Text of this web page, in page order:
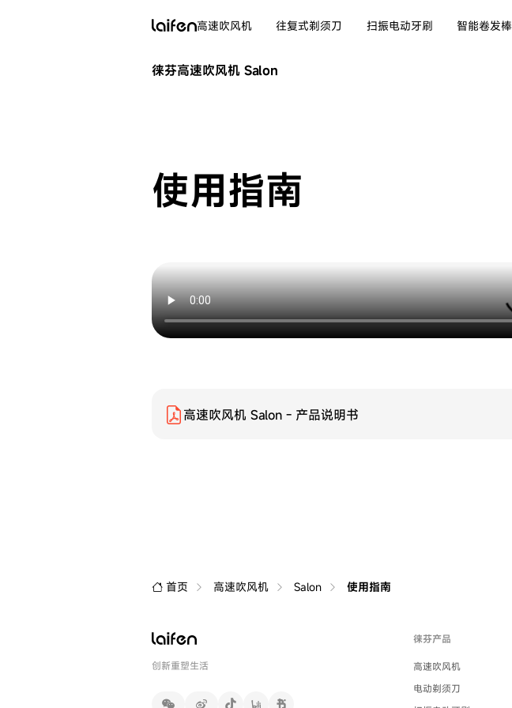
高速吹风机 往复式剃须刀 扫振电动牙刷 智能卷发棒
徕芬高速吹风机 Salon
使用指南
高速吹风机 Salon - 产品说明书
首页 高速吹风机 Salon 使用指南
创新重塑生活
徕芬产品
高速吹风机
电动剃须刀